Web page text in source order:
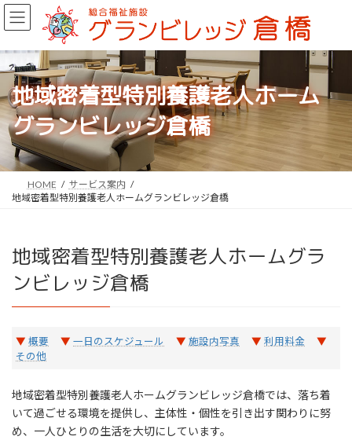
コ
ン
ン
ツ
ス
キ
ッ
ナ
ビ
ー
シ
ン
に
移
地域密着型特別養護老人ホーム
グランビレッジ倉橋
HOME
サービス案内
地域密着型特別養護老人ホームグランビレッジ倉橋
地域密着型特別養護老人ホームグラ
ンビレッジ倉橋
概要 一日のスケジュール 施設内写真
利用料金
その他
地域密着型特別養護老人ホームグランビレッジ倉橋では、落ち着
いて過ごせる環境を提供し、主体性・個性を引き出す関わりに努
め、一人ひとりの生活を大切にしています。